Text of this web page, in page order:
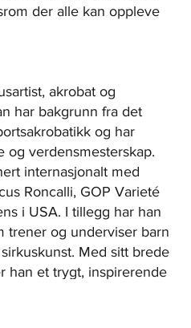
der alle kan oppleve
akrobat og
har bakgrunn fra det
og har
og verdensmesterskap.
internasjonalt med
Roncalli, GOP Varieté
i USA. I tillegg har han
trener og underviser barn
Med sitt brede
han et trygt, inspirerende